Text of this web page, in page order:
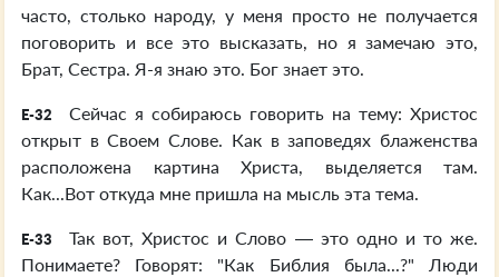
часто, столько народу, у меня просто не получается
поговорить и все это высказать, но я замечаю это,
Брат, Сестра. Я-я знаю это. Бог знает это.
E-32
Сейчас я собираюсь говорить на тему: Христос
открыт в Своем Слове. Как в заповедях блаженства
расположена картина Христа, выделяется там.
Как...Вот откуда мне пришла на мысль эта тема.
E-33
Так вот, Христос и Слово — это одно и то же.
Понимаете? Говорят: "Как Библия была...?" Люди